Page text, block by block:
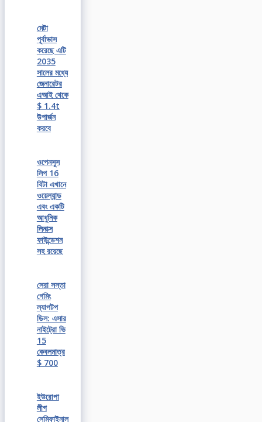
মেটা
পূর্বাভাস
করেছে এটি
2035
সালের মধ্যে
জেনারেটর
এআই থেকে
$ 1.4t
উপার্জন
করবে
ওপেনসুস
লিপ 16
বিটা এখানে
ওয়েল্যান্ড
এবং একটি
আধুনিক
লিনাক্স
ফাউন্ডেশন
সহ রয়েছে
সেরা সস্তা
গেমিং
ল্যাপটপ
ডিল: এসার
নাইট্রো ভি
15
কেবলমাত্র
$ 700
ইউরোপা
লীগ
সেমিফাইনাল